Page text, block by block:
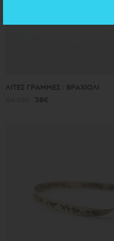
ΛΙΤΕΣ ΓΡΑΜΜΕΣ : ΒΡΑΧΙΟΛΙ
38€